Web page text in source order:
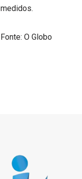
medidos.
Fonte: O Globo